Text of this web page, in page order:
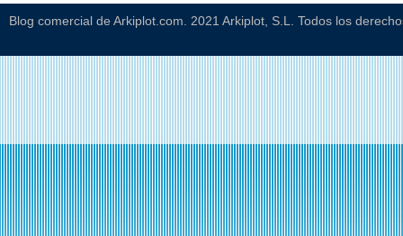
Blog comercial de Arkiplot.com. 2021 Arkiplot, S.L. Todos los